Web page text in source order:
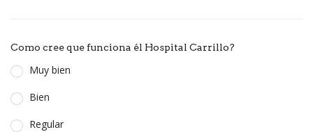
Como cree que funciona él Hospital Carrillo?
Muy bien
Bien
Regular